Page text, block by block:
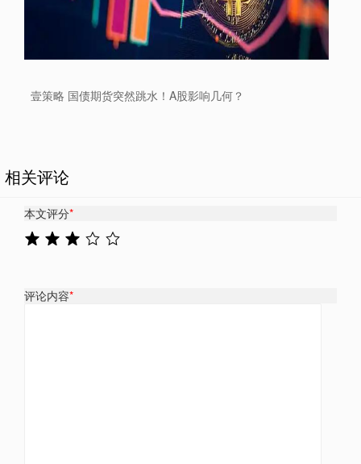
壹策略 国债期货突然跳水！A股影响几何？
相关评论
本文评分*
评论内容*